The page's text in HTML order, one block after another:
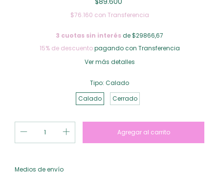
$76.160 con Transferencia
3 cuotas sin interésde $29866,67
15% de descuentopagando con Transferencia
Ver más detalles
Tipo: Calado
Calado
Cerrado
Entregas para el CP:
Medios de envío